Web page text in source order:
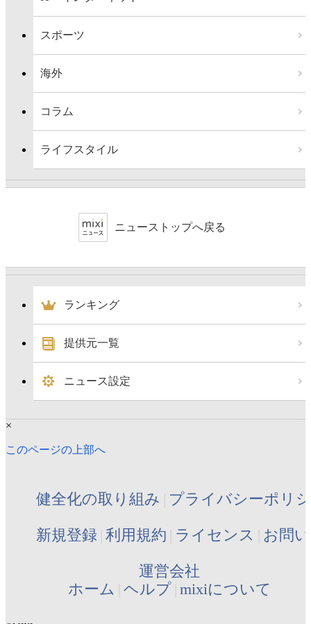
スポーツ
海外
コラム
ライフスタイル
ニューストップへ戻る
ランキング
提供元一覧
ニュース設定
×
このページの上部へ
健全化の取り組み プライバシーポリ
新規登録 利用規約 ライセンス お問
運営会社
ホーム ヘルプ mixiについて